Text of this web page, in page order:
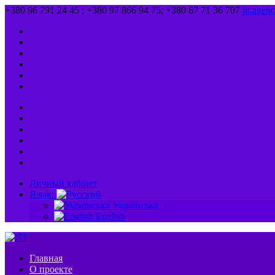
+380 96 791 24 45 ; +380 97 866 94 75; +380 67 71 36 707
Личный кабінет
Язык:
Українська
English
Главная
О проекте